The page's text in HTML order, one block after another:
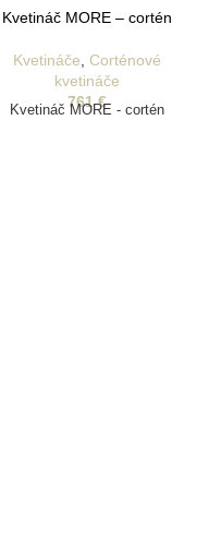
Kvetináč MORE – cortén
Kvetináče, Corténové
kvetináče
761€
Kvetináč MORE - cortén